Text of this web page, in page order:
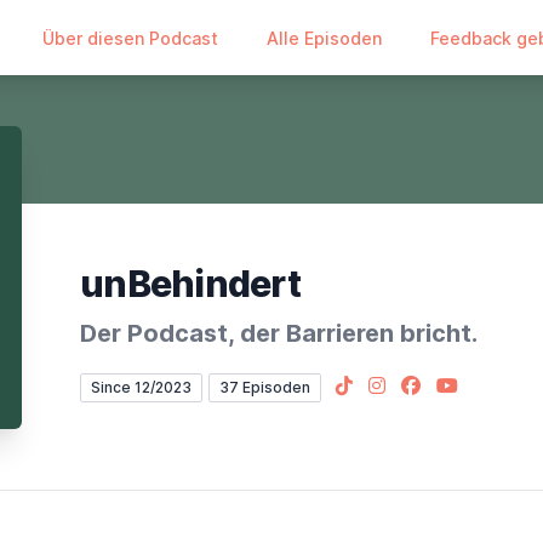
Über diesen Podcast Alle Episoden Feedback
unBehindert
Der Podcast, der Barrieren bricht.
Since 12/2023 37 Episoden TikTokInstagram
Facebook
YouTube